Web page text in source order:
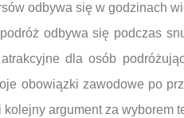
odbywa się w godzinach
odbywa się podczas
dla osób
obowiązki zawodowe po
argument za wyborem